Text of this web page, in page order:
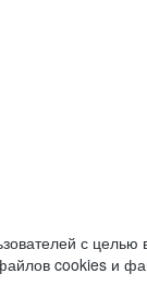
с
cookies и